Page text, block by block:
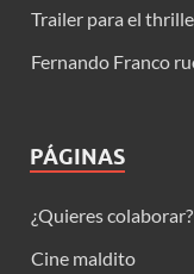
Trailer para el
Fernando Franco
PÁGINAS
¿Quieres colaborar?
Cine maldito